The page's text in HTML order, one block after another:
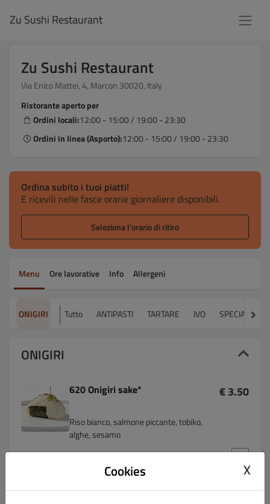
Zu Sushi Restaurant
Zu Sushi Restaurant
Via Enico Mattei, 4, Marcon 30020, Italy
Ristorante aperto per
Ordini locali:12:00 - 15:00 / 19:00 - 23:30
Ordini in linea (Asporto):12:00 - 15:00 / 19:00 - 23:30
Ordina subito i tuoi piatti!
E ricevili nelle fasce orarie giornaliere disponibili.
Seleziona l’orario di ritiro
Menu Ore lavorative Info Allergeni
ONIGIRI Tutto ANTIPASTI TARTARE IVO SPECIALE
ONIGIRI
620 Onigiri sake* € 3.50
Riso bianco, salmone piccante, tobiko,
alghe, sesamo
621 Onigiri miura*
Cookies X